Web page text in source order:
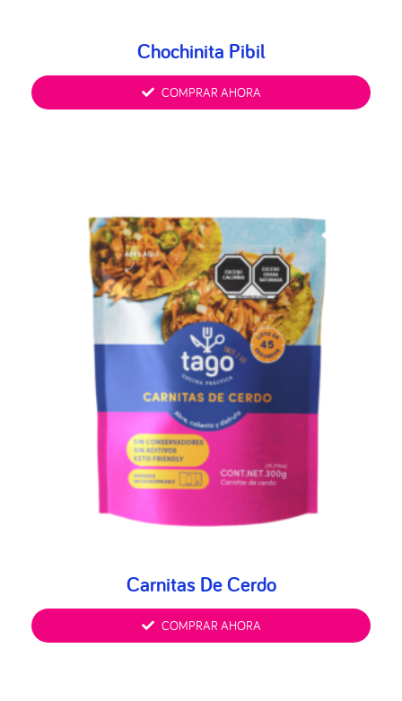
Chochinita Pibil
COMPRAR AHORA
Carnitas De Cerdo
COMPRAR AHORA